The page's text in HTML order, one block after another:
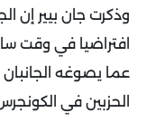
وذكرت جان بيير إن
افتراضيا في وقت
عما يصوغه
الحزبين في